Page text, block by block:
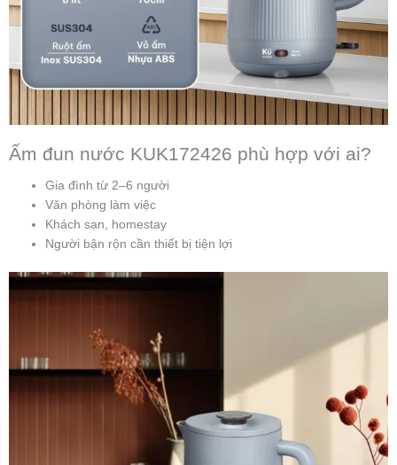
Ấm đun nước KUK172426 phù hợp với ai?
Gia đình từ 2–6 người
Văn phòng làm việc
Khách sạn, homestay
Người bận rộn cần thiết bị tiện lợi